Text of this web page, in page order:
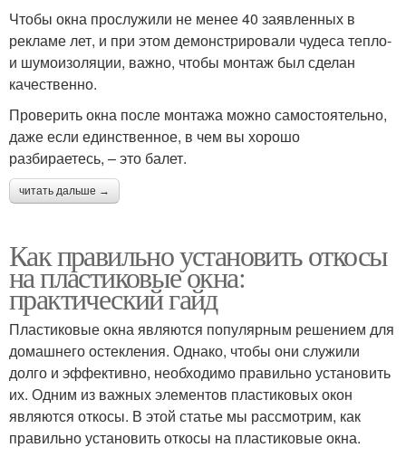
Чтобы окна прослужили не менее 40 заявленных в
рекламе лет, и при этом демонстрировали чудеса тепло-
и шумоизоляции, важно, чтобы монтаж был сделан
качественно.
Проверить окна после монтажа можно самостоятельно,
даже если единственное, в чем вы хорошо
разбираетесь, – это балет.
читать дальше →
Как правильно установить откосы
на пластиковые окна:
практический гайд
Пластиковые окна являются популярным решением для
домашнего остекления. Однако, чтобы они служили
долго и эффективно, необходимо правильно установить
их. Одним из важных элементов пластиковых окон
являются откосы. В этой статье мы рассмотрим, как
правильно установить откосы на пластиковые окна.